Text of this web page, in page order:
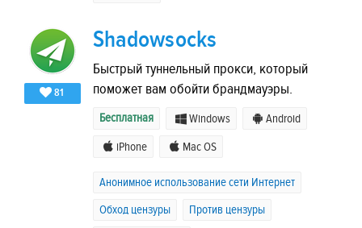
81
Shadowsocks
Быстрый туннельный прокси, который
поможет вам обойти брандмауэры.
Бесплатная Windows Android
iPhone Mac OS
Анонимное использование сети Интернет
Обход цензуры
Против цензуры